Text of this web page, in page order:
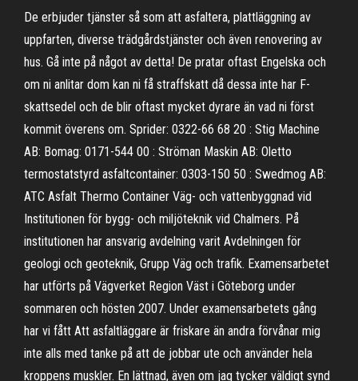
De erbjuder tjänster så som att asfaltera, plattläggning av
uppfarten, diverse trädgårdstjänster och även renovering av
hus. Gå inte på något av detta! De pratar oftast Engelska och
om ni anlitar dom kan ni få straffskatt då dessa inte har F-
skattsedel och de blir oftast mycket dyrare än vad ni först
kommit överens om. Sprider: 0322-66 68 20 : Stig Machine
AB: Bomag: 0171-544 00 : Ströman Maskin AB: Oletto
termostatstyrd asfaltcontainer: 0303-150 50 : Swedmog AB:
ATC Asfalt Thermo Container Väg- och vattenbyggnad vid
Institutionen för bygg- och miljöteknik vid Chalmers. På
institutionen har ansvarig avdelning varit Avdelningen för
geologi och geoteknik, Grupp Väg och trafik. Examensarbetet
har utförts på Vägverket Region Väst i Göteborg under
sommaren och hösten 2007. Under examensarbetets gång
har vi fått Att asfaltläggare är friskare än andra förvånar mig
inte alls med tanke på att de jobbar ute och använder hela
kroppens muskler. En lättnad, även om jag tycker väldigt synd